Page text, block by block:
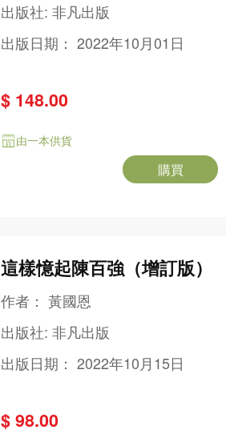
出版社:非凡出版
出版日期：2022年10月01日
$ 148.00
由一本供貨
購買
這樣憶起陳百強（增訂版）
作者：黃國恩
出版社:非凡出版
出版日期：2022年10月15日
$ 98.00